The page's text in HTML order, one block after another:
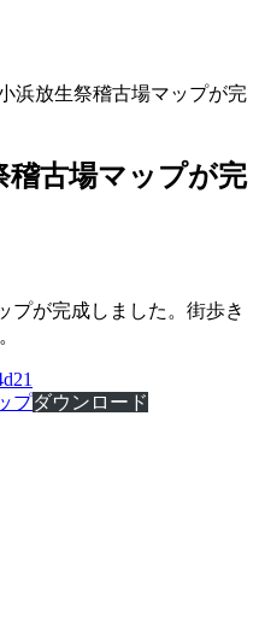
浜放生祭稽古場マップが完
稽古場マップが完
プが完成しました。街歩き
プダウンロード